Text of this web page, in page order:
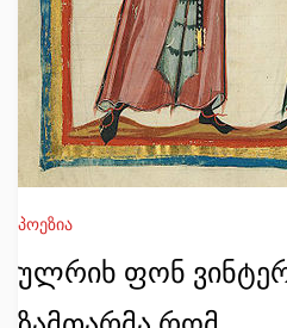
პოეზია
ულრიხ ფონ